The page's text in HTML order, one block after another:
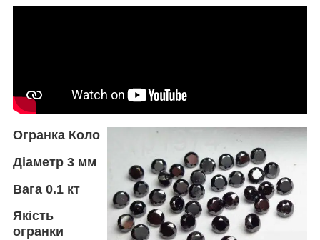
Огранка Коло
Діаметр 3 мм
Вага 0.1 кт
Якість
огранки